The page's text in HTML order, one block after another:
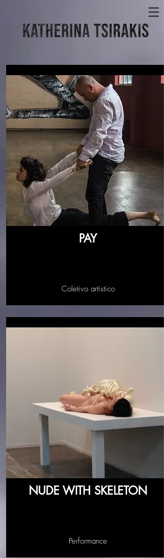
PAY
Coletivo artístico
NUDE WITH SKELETON
Performance